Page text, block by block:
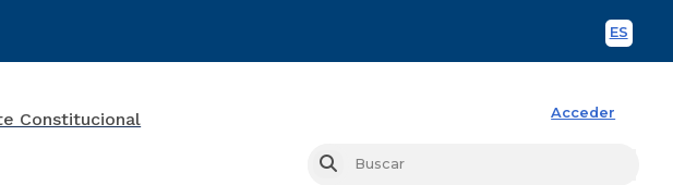
ES
Acceder
Buscar